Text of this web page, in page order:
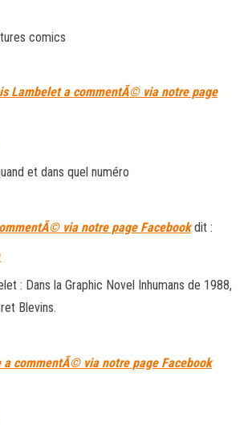
comics
Lambelet a commentÃ© via notre page
et dans quel numéro
via notre page Facebook dit :
: Dans la Graphic Novel Inhumans de 1988,
Blevins.
a commentÃ© via notre page Facebook